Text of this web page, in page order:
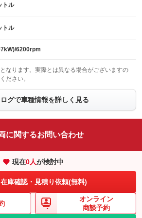
：装備あり
フロントカメラ
：装備あり
：装備あり
ルーフレール
：装備なし
：装備なし
トル
トル
6200rpm
なります。実際とは異なる場合がございますの
ださい。
グで車種情報を詳しく見る
に関するお問い合わせ
現在0人が検討中
在庫確認・見積り依頼(無料)
オンライン
商談予約